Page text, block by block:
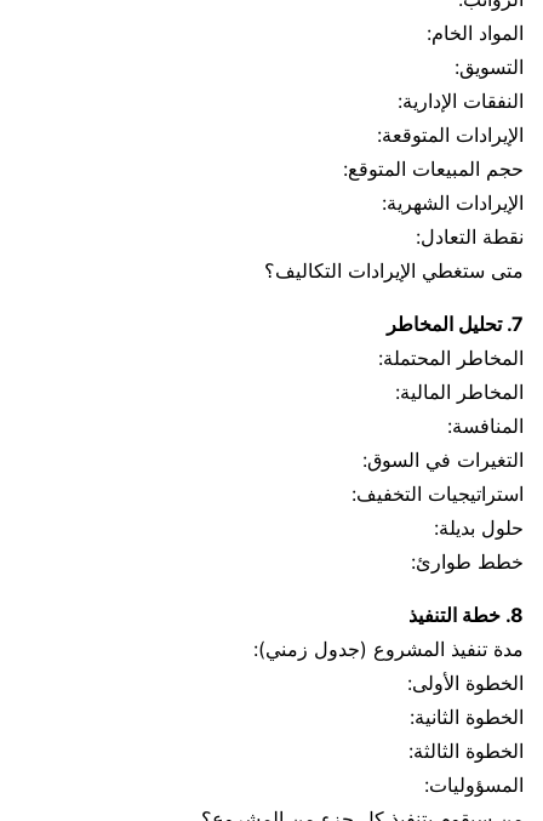
المواد الخام:
التسويق:
النفقات الإدارية:
الإيرادات المتوقعة:
حجم المبيعات المتوقع:
الإيرادات الشهرية:
نقطة التعادل:
متى ستغطي الإيرادات التكاليف؟
7. تحليل المخاطر
المخاطر المحتملة:
المخاطر المالية:
المنافسة:
التغيرات في السوق:
استراتيجيات التخفيف:
حلول بديلة:
خطط طوارئ:
8. خطة التنفيذ
مدة تنفيذ المشروع (جدول زمني):
الخطوة الأولى:
الخطوة الثانية:
الخطوة الثالثة:
المسؤوليات: